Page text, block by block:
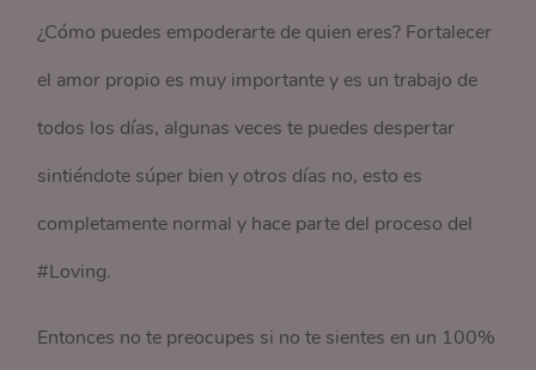
¿Cómo puedes empoderarte de quien eres? Fortalecer
el amor propio es muy importante y es un trabajo de
todos los días, algunas veces te puedes despertar
sintiéndote súper bien y otros días no, esto es
completamente normal y hace parte del proceso del
#Loving.
Entonces no te preocupes si no te sientes en un 100%